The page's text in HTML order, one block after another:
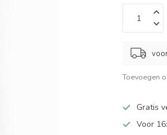
Toevoegen
Gratis
Voor